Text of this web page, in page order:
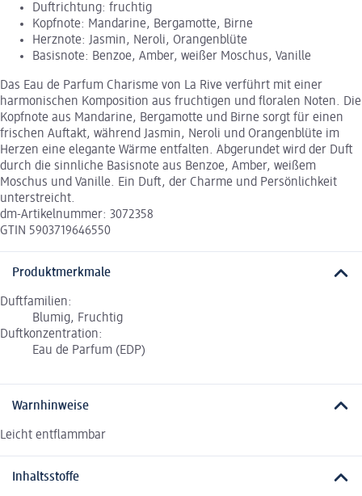
Duftrichtung: fruchtig
Kopfnote: Mandarine, Bergamotte, Birne
Herznote: Jasmin, Neroli, Orangenblüte
Basisnote: Benzoe, Amber, weißer Moschus, Vanille
Das Eau de Parfum Charisme von La Rive verführt mit einer
harmonischen Komposition aus fruchtigen und floralen Noten. Die
Kopfnote aus Mandarine, Bergamotte und Birne sorgt für einen
frischen Auftakt, während Jasmin, Neroli und Orangenblüte im
Herzen eine elegante Wärme entfalten. Abgerundet wird der Duft
durch die sinnliche Basisnote aus Benzoe, Amber, weißem
Moschus und Vanille. Ein Duft, der Charme und Persönlichkeit
unterstreicht.
dm-Artikelnummer: 3072358
GTIN 5903719646550
Produktmerkmale
Duftfamilien:
Blumig, Fruchtig
Duftkonzentration:
Eau de Parfum (EDP)
Warnhinweise
Leicht entflammbar
Inhaltsstoffe